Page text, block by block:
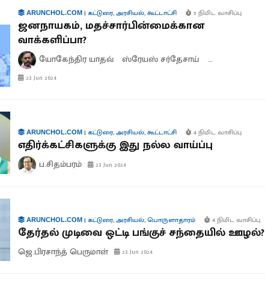
ARUNCHOL.COM| கட்டுரை,அரசியல்,கூட்டாட்சி 5 நிமிட வாசிப்பு
ஜனநாயகம், மதச்சார்பின்மைக்கான
வாக்களிப்பா?
யோகேந்திர யாதவ் ஸ்ரேயஸ் சர்தேசாய் ராகுல் சாஸ்த்ரி
23 Jun 2024
ARUNCHOL.COM| கட்டுரை,அரசியல்,கூட்டாட்சி 4 நிமிட வாசிப்பு
எதிர்க்கட்சிகளுக்கு இது நல்ல வாய்ப்பு
ப.சிதம்பரம் 23 Jun 2024
ARUNCHOL.COM| கட்டுரை,அரசியல்,பொருளாதாரம் 4 நிமிட வாசிப்பு
தேர்தல் முடிவை ஒட்டி பங்குச் சந்தையில் ஊழல்?
ஜெ.பிரசாந்த் பெருமாள் 23 Jun 2024